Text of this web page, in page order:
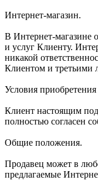
Интернет-магазин.
В Интернет-магазине
и услуг Клиенту.
никакой
Клиентом и третьими
Условия приобретения
Клиент настоящим
полностью согласен
Общие положения.
Продавец может в
предлагаемые